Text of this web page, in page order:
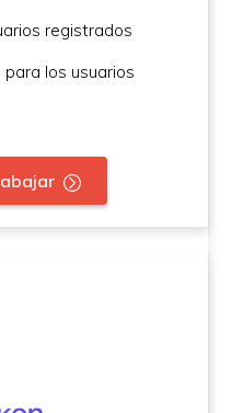
registrados
los usuarios